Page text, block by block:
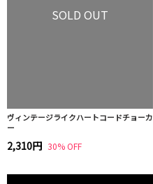
SOLD OUT
ヴィンテージライクハートコードチョーカ
ー
2,310円 30% OFF